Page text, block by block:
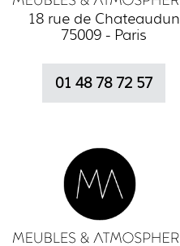
18 rue de Chateaudun
75009 - Paris
01 48 78 72 57